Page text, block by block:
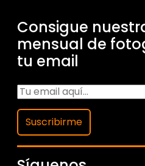
Consigue
mensual de
tu email
Suscribirme